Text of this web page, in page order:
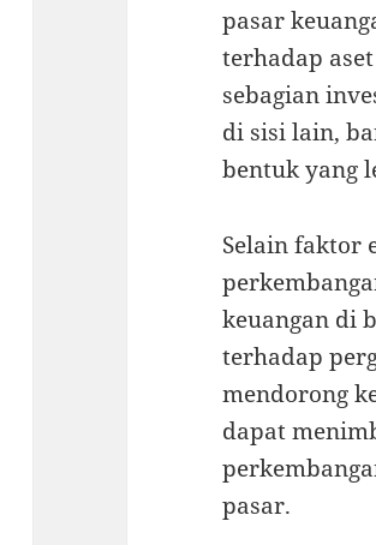
pasar
terhadap
sebagian
di sisi lain,
bentuk yang
Selain faktor
keuangan di
terhadap
mendorong
dapat
pasar.